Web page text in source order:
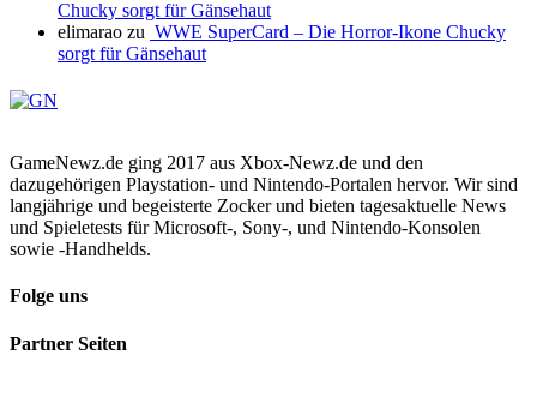
Chucky sorgt für Gänsehaut
elimarao zu WWE SuperCard – Die Horror-Ikone Chucky
sorgt für Gänsehaut
GameNewz.de ging 2017 aus Xbox-Newz.de und den
dazugehörigen Playstation- und Nintendo-Portalen hervor. Wir sind
langjährige und begeisterte Zocker und bieten tagesaktuelle News
und Spieletests für Microsoft-, Sony-, und Nintendo-Konsolen
sowie -Handhelds.
Folge uns
Partner Seiten